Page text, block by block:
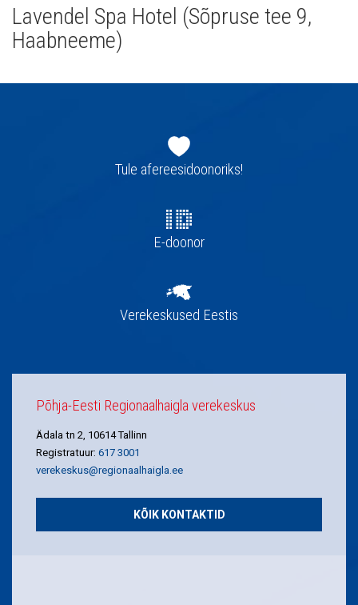
Lavendel Spa Hotel (Sõpruse tee 9,
Haabneeme)
navigatsioonTule afereesidoonoriks!
E-doonor
Verekeskused Eestis
Põhja-Eesti Regionaalhaigla verekeskus
Ädala tn 2, 10614 Tallinn
Registratuur: 617 3001
verekeskus@regionaalhaigla.ee
KÕIK KONTAKTID